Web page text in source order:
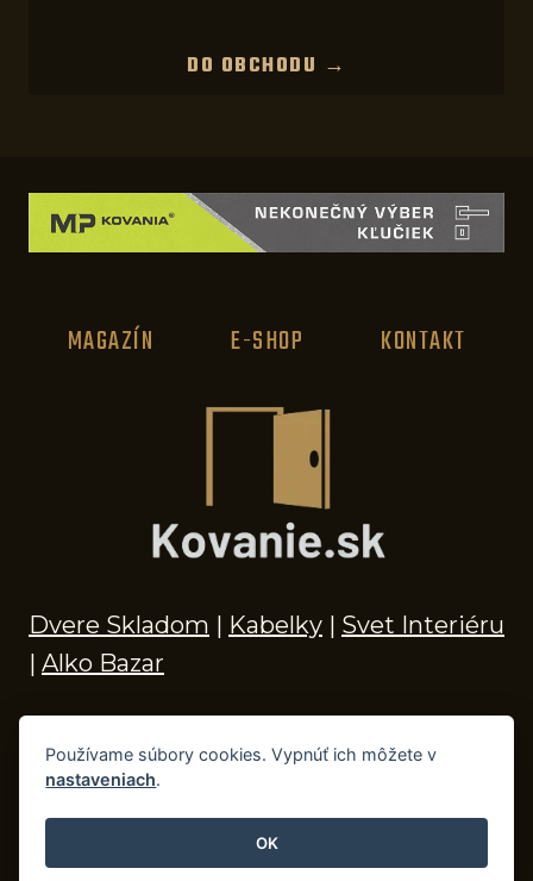
DO OBCHODU →
MAGAZÍN E-SHOP KONTAKT
Dvere Skladom | Kabelky | Svet Interiéru
| Alko Bazar
© 2026 Kľučky na dvere, madlá, kovania,
doplnky do kúpeľne a príslušenstvo
Používame súbory cookies. Vypnúť ich môžete v
nastaveniach.
OK